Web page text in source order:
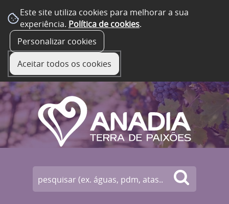
Este site utiliza cookies para melhorar a sua
experiência. Política de cookies.
Personalizar cookies
Aceitar todos os cookies